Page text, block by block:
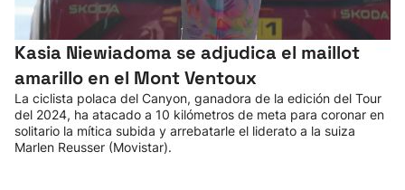
Kasia Niewiadoma se adjudica el maillot
amarillo en el Mont Ventoux
La ciclista polaca del Canyon, ganadora de la edición del Tour
del 2024, ha atacado a 10 kilómetros de meta para coronar en
solitario la mítica subida y arrebatarle el liderato a la suiza
Marlen Reusser (Movistar).